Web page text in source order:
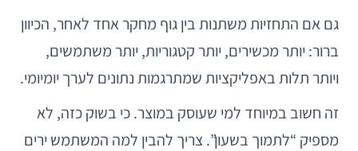
גם אם התחזיות משתנות בין גוף מחקר אחד לאחר, הכיוון
ברור: יותר מכשירים, יותר קטגוריות, יותר משתמשים,
ויותר תלות באפליקציות שמתרגמות נתונים לערך יומיומי.
זה חשוב במיוחד למי שעוסק במוצר. כי בשוק כזה, לא
מספיק “לתמוך בשעון”. צריך להבין למה המשתמש ירים